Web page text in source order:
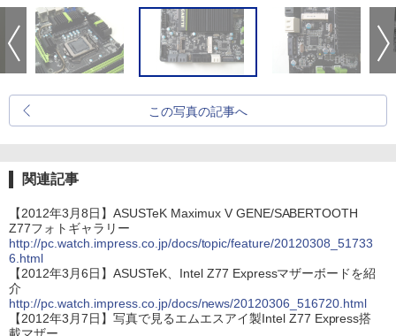
この写真の記事へ
関連記事
【2012年3月8日】ASUSTeK Maximux V GENE/SABERTOOTH
Z77フォトギャラリー
http://pc.watch.impress.co.jp/docs/topic/feature/20120308_51733
6.html
【2012年3月6日】ASUSTeK、Intel Z77 Expressマザーボードを紹
介
http://pc.watch.impress.co.jp/docs/news/20120306_516720.html
【2012年3月7日】写真で見るエムエスアイ製Intel Z77 Express搭